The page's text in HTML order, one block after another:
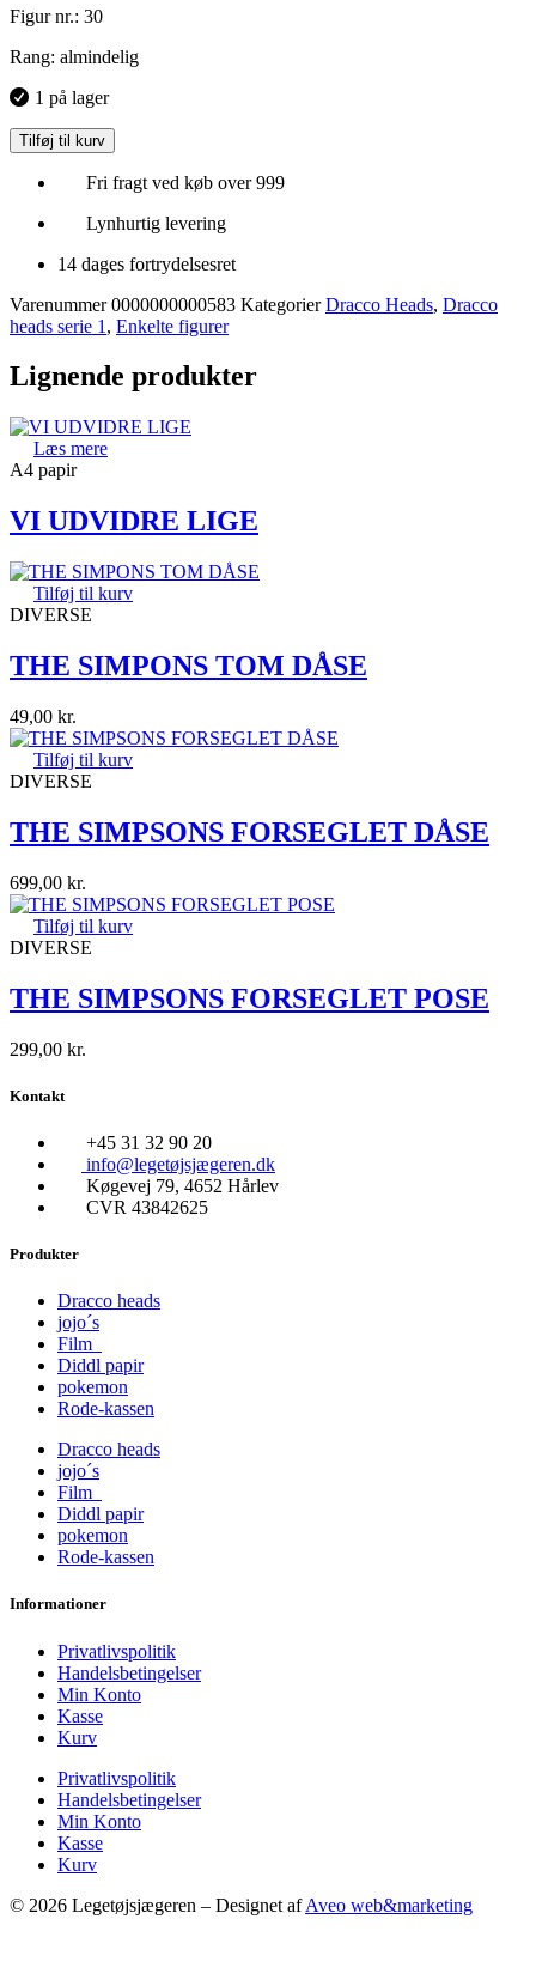
Figur nr.: 30
Rang: almindelig
1 på lager
Tilføj til kurv
Fri fragt ved køb over 999
Lynhurtig levering
14 dages fortrydelsesret
Varenummer0000000000583 Kategorier Dracco Heads, Dracco
heads serie 1 , Enkelte figurer
Lignende produkter
Læs mere
A4 papir
VI UDVIDRE LIGE
Tilføj til kurv
DIVERSE
THE SIMPONS TOM DÅSE
49,00 kr.
Tilføj til kurv
DIVERSE
THE SIMPSONS FORSEGLET DÅSE
699,00 kr.
Tilføj til kurv
DIVERSE
THE SIMPSONS FORSEGLET POSE
299,00 kr.
Kontakt
+45 31 32 90 20
info@legetøjsjægeren.dk
Køgevej 79, 4652 Hårlev
CVR 43842625
Produkter
Dracco heads
jojo´s
Film
Diddl papir
pokemon
Rode-kassen
Dracco heads
jojo´s
Film
Diddl papir
pokemon
Rode-kassen
Informationer
Privatlivspolitik
Handelsbetingelser
Min Konto
Kasse
Kurv
Privatlivspolitik
Handelsbetingelser
Min Konto
Kasse
Kurv
© 2026 Legetøjsjægeren – Designet afAveo web&marketing